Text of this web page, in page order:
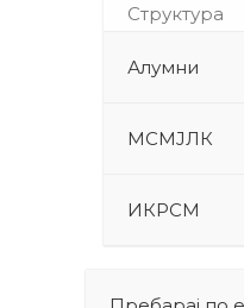
Структура
Алумни
МСМЈЛК
ИКРСМ